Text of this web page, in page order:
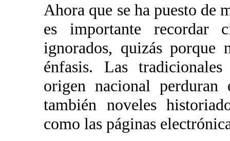
Ahora que se ha puesto de
es importante recordar
ignorados, quizás porque
énfasis. Las
origen nacional
también noveles
como las páginas